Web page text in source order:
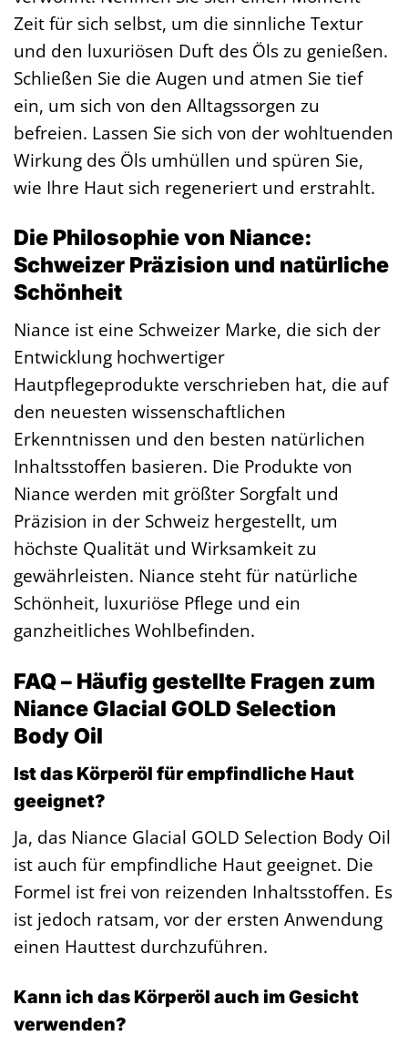
Zeit für sich selbst, um die sinnliche Textur
und den luxuriösen Duft des Öls zu genießen.
Schließen Sie die Augen und atmen Sie tief
ein, um sich von den Alltagssorgen zu
befreien. Lassen Sie sich von der wohltuenden
Wirkung des Öls umhüllen und spüren Sie,
wie Ihre Haut sich regeneriert und erstrahlt.
Die Philosophie von Niance:
Schweizer Präzision und natürliche
Schönheit
Niance ist eine Schweizer Marke, die sich der
Entwicklung hochwertiger
Hautpflegeprodukte verschrieben hat, die auf
den neuesten wissenschaftlichen
Erkenntnissen und den besten natürlichen
Inhaltsstoffen basieren. Die Produkte von
Niance werden mit größter Sorgfalt und
Präzision in der Schweiz hergestellt, um
höchste Qualität und Wirksamkeit zu
gewährleisten. Niance steht für natürliche
Schönheit, luxuriöse Pflege und ein
ganzheitliches Wohlbefinden.
FAQ – Häufig gestellte Fragen zum
Niance Glacial GOLD Selection
Body Oil
Ist das Körperöl für empfindliche Haut
geeignet?
Ja, das Niance Glacial GOLD Selection Body Oil
ist auch für empfindliche Haut geeignet. Die
Formel ist frei von reizenden Inhaltsstoffen. Es
ist jedoch ratsam, vor der ersten Anwendung
einen Hauttest durchzuführen.
Kann ich das Körperöl auch im Gesicht
verwenden?